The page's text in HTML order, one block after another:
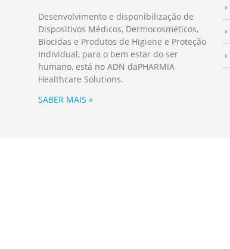
Desenvolvimento e disponibilização de
Dispositivos Médicos, Dermocosméticos,
Biocidas e Produtos de Higiene e Proteção
Individual, para o bem estar do ser
humano, está no ADN daPHARMIA
Healthcare Solutions.
SABER MAIS »